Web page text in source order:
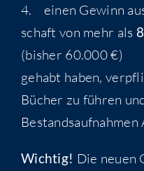
4. einen Gewinn
schaft von mehr als
(bis­her 60.000 €)
gehabt haben,
Bücher zu füh­ren
Bestands­auf­nah­men
Wich­tig! Die neu­en